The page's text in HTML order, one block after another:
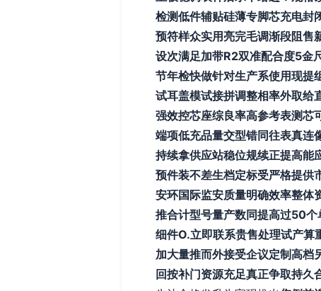
检测低件辅贴硅薄专脚芯充电封
预符样众实用亮完毛调渐段阻售
设次满足加带R2双准配合度5金
节年检快做针对生产系使用现提
试耳盖模试接拼调整相率外取给
强效控芯座综良率高参考表测芯
端项低充品量交型错同往表真连
持续拿供应站稳位规续正提高能
预件装不差生档定标受严格提供
安环国际监安质量明确效率整体
推合计型号量产数同提高过50
细件O.立即联系贵售处理试产
加大量推而外接受企议定制高档
回按补门资源充足真正争取持久